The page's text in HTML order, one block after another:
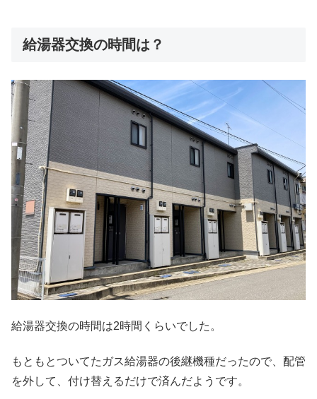
給湯器交換の時間は？
給湯器交換の時間は2時間くらいでした。
もともとついてたガス給湯器の後継機種だったので、配管
を外して、付け替えるだけで済んだようです。